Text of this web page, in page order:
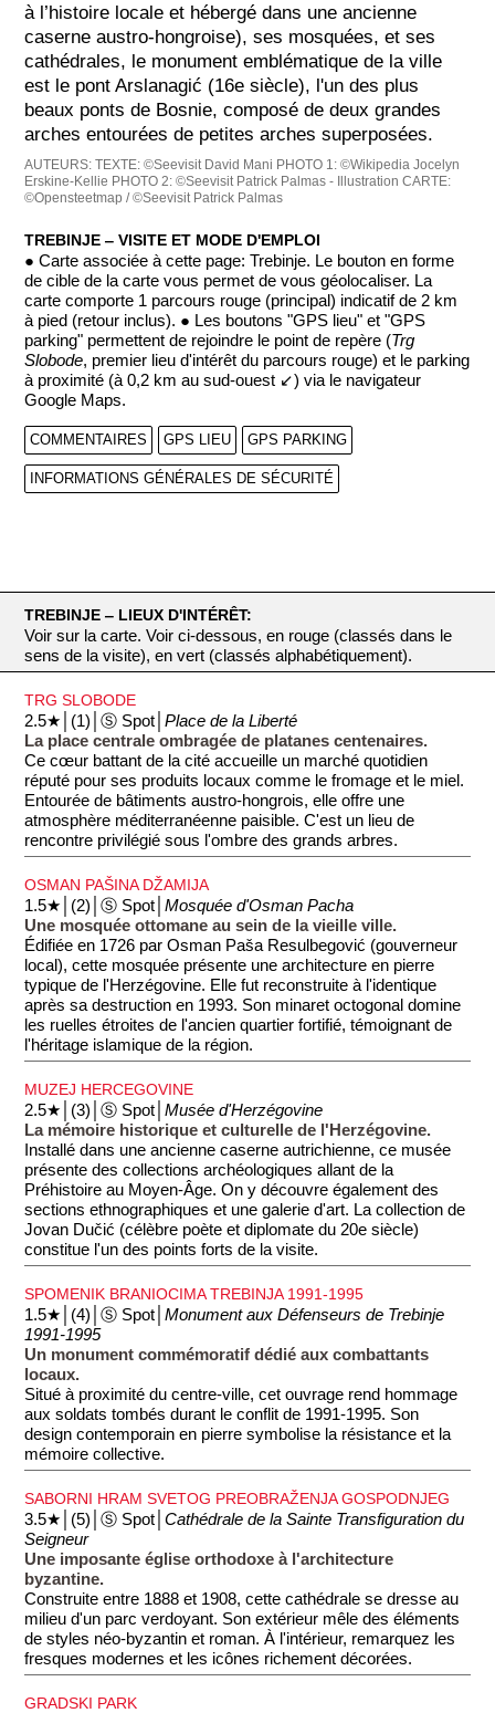
à l’histoire locale et hébergé dans une ancienne
caserne austro-hongroise), ses mosquées, et ses
cathédrales, le monument emblématique de la ville
est le pont Arslanagić (16e siècle), l'un des plus
beaux ponts de Bosnie, composé de deux grandes
arches entourées de petites arches superposées.
AUTEURS:TEXTE: ©Seevisit David Mani PHOTO 1: ©Wikipedia Jocelyn
Erskine-Kellie PHOTO 2: ©Seevisit Patrick Palmas - Illustration CARTE:
©Opensteetmap / ©Seevisit Patrick Palmas
TREBINJE ‒ VISITE ET MODE D'EMPLOI
● Carte associée à cette page: Trebinje. Le bouton en forme
de cible de la carte vous permet de vous géolocaliser. La
carte comporte 1 parcours rouge (principal) indicatif de 2 km
à pied (retour inclus). ● Les boutons "GPS lieu" et "GPS
parking" permettent de rejoindre le point de repère (Trg
Slobode, premier lieu d'intérêt du parcours rouge) et le parking
à proximité (à 0,2 km au sud-ouest ↙) via le navigateur
Google Maps.
COMMENTAIRES GPS LIEU GPS PARKING
INFORMATIONS GÉNÉRALES DE SÉCURITÉ
TREBINJE ‒ LIEUX D'INTÉRÊT:
Voir sur la carte. Voir ci-dessous, en rouge (classés dans le
sens de la visite), en vert (classés alphabétiquement).
TRG SLOBODE
2.5★│(1)│Ⓢ Spot│Place de la Liberté
La place centrale ombragée de platanes centenaires.
Ce cœur battant de la cité accueille un marché quotidien
réputé pour ses produits locaux comme le fromage et le miel.
Entourée de bâtiments austro-hongrois, elle offre une
atmosphère méditerranéenne paisible. C'est un lieu de
rencontre privilégié sous l'ombre des grands arbres.
OSMAN PAŠINA DŽAMIJA
1.5★│(2)│Ⓢ Spot│Mosquée d'Osman Pacha
Une mosquée ottomane au sein de la vieille ville.
Édifiée en 1726 par Osman Paša Resulbegović (gouverneur
local), cette mosquée présente une architecture en pierre
typique de l'Herzégovine. Elle fut reconstruite à l'identique
après sa destruction en 1993. Son minaret octogonal domine
les ruelles étroites de l'ancien quartier fortifié, témoignant de
l'héritage islamique de la région.
MUZEJ HERCEGOVINE
2.5★│(3)│Ⓢ Spot│Musée d'Herzégovine
La mémoire historique et culturelle de l'Herzégovine.
Installé dans une ancienne caserne autrichienne, ce musée
présente des collections archéologiques allant de la
Préhistoire au Moyen-Âge. On y découvre également des
sections ethnographiques et une galerie d'art. La collection de
Jovan Dučić (célèbre poète et diplomate du 20e siècle)
constitue l'un des points forts de la visite.
SPOMENIK BRANIOCIMA TREBINJA 1991-1995
1.5★│(4)│Ⓢ Spot│Monument aux Défenseurs de Trebinje
1991-1995
Un monument commémoratif dédié aux combattants
locaux.
Situé à proximité du centre-ville, cet ouvrage rend hommage
aux soldats tombés durant le conflit de 1991-1995. Son
design contemporain en pierre symbolise la résistance et la
mémoire collective.
SABORNI HRAM SVETOG PREOBRAŽENJA GOSPODNJEG
3.5★│(5)│Ⓢ Spot│Cathédrale de la Sainte Transfiguration du
Seigneur
Une imposante église orthodoxe à l'architecture
byzantine.
Construite entre 1888 et 1908, cette cathédrale se dresse au
milieu d'un parc verdoyant. Son extérieur mêle des éléments
de styles néo-byzantin et roman. À l'intérieur, remarquez les
fresques modernes et les icônes richement décorées.
GRADSKI PARK